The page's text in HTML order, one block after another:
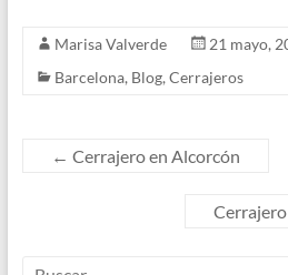
Marisa Valverde
21 mayo,
Barcelona, Blog,Cerrajeros
← Cerrajero en Alcorcón